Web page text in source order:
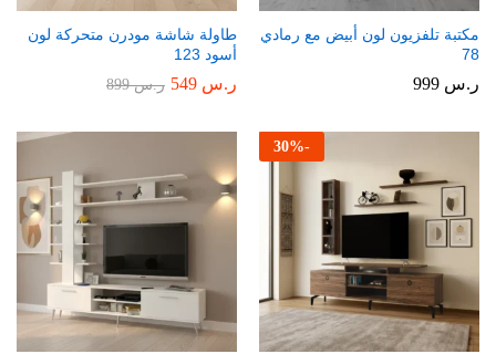
مكتبة تلفزيون لون أبيض مع رمادي
78
ر.س
طاولة شاشة مودرن متحركة لون
أسود 123
ر.س ر.س899
-
30%